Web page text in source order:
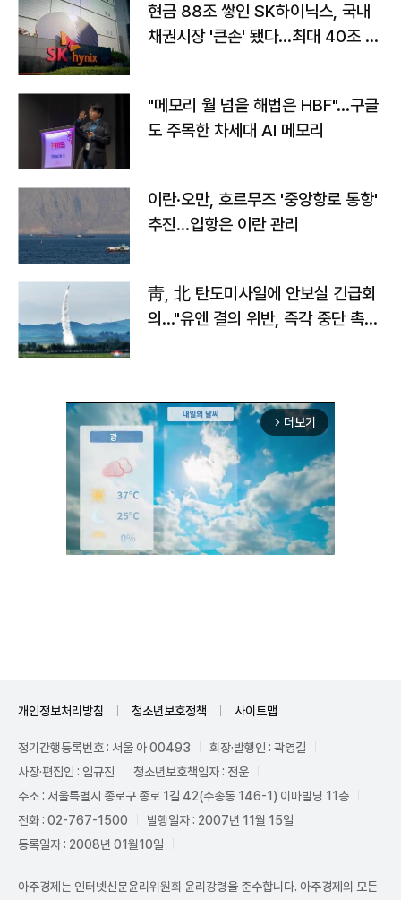
현금 88조 쌓인 SK하이닉스, 국내
채권시장 '큰손' 됐다…최대 40조 투
"메모리 월 넘을 해법은 HBF"…구글
도 주목한 차세대 AI 메모리
이란·오만, 호르무즈 '중앙항로 통항'
추진…입항은 이란 관리
靑, 北 탄도미사일에 안보실 긴급회
의…"유엔 결의 위반, 즉각 중단 촉
arrow_forward_ios 더보기
개인정보처리방침 청소년보호정책 사이트맵
정기간행등록번호 : 서울 아 00493
회장·발행인 : 곽영길
사장·편집인 : 임규진
청소년보호책임자 : 전운
주소 : 서울특별시 종로구 종로 1길 42(수송동 146-1) 이마빌딩 11층
전화 : 02-767-1500
발행일자 : 2007년 11월 15일
등록일자 : 2008년 01월10일
아주경제는 인터넷신문윤리위원회 윤리강령을 준수합니다. 아주경제의 모든